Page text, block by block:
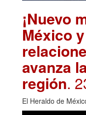
¡Nuevo
México
avanza
región.
El Heraldo de